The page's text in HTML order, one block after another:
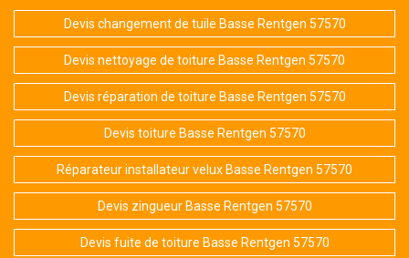
Devis changement de tuile Basse Rentgen 57570
Devis nettoyage de toiture Basse Rentgen 57570
Devis réparation de toiture Basse Rentgen 57570
Devis toiture Basse Rentgen 57570
Réparateur installateur velux Basse Rentgen 57570
Devis zingueur Basse Rentgen 57570
Devis fuite de toiture Basse Rentgen 57570